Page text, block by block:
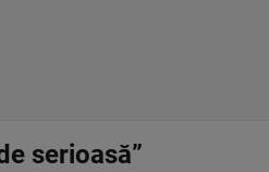
serioasă”